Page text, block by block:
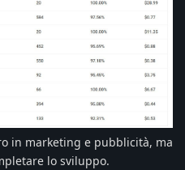
in marketing e pubblicità, ma
lo sviluppo.